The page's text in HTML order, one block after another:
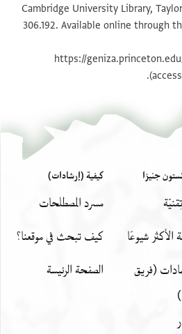
تكبير و تدوير
Cambridge University Library,
306.192. Available online through
https://
جنيزا
الأكثر شيوعًا
(فريق
كيفية (إرشادات)
مسرد المصطلحات
كيف تبحث في موقعنا؟
الصفحة الرئيسة